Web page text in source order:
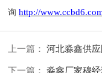
询 http://
上一篇： 河北淼鑫供
下一篇： 淼鑫厂家穆